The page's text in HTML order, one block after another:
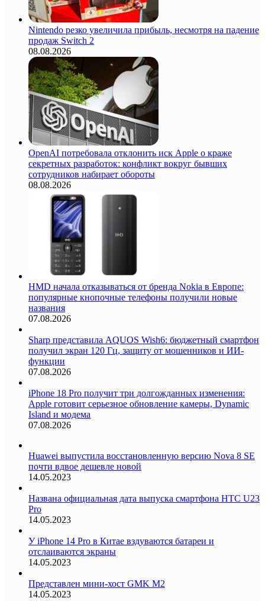
Nintendo резко увеличила прибыль, несмотря на падение
продаж Switch 2
08.08.2026
OpenAI потребовала отклонить иск Apple о краже
секретных разработок: конфликт вокруг бывших
сотрудников набирает обороты
08.08.2026
HMD начала отказываться от бренда Nokia в Европе:
популярные кнопочные телефоны получили новые
названия
07.08.2026
Sharp представила AQUOS Wish6: бюджетный смартфон
получил экран 120 Гц, защиту от мошенников и ИИ-
функции
07.08.2026
iPhone 18 Pro получит три долгожданных изменения:
Apple готовит серьезное обновление камеры, Dynamic
Island и модема
07.08.2026
Huawei выпустила восстановленную версию Nova 8 SE
почти вдвое дешевле новой
14.05.2023
Названа официальная дата выпуска смартфона HTC U23
Pro
14.05.2023
У iPhone 14 Pro в Китае вздуваются батареи и
отслаиваются экраны
14.05.2023
Представлен мини-хост GMK M2
14.05.2023